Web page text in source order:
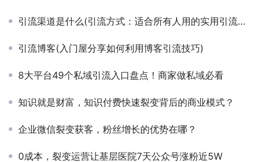
引流渠道是什么(引流方式：适合所有人用的实用引流方法)
引流博客(入门屋分享如何利用博客引流技巧)
8大平台49个私域引流入口盘点！商家做私域必看
知识就是财富，知识付费快速裂变背后的商业模式？
企业微信裂变获客，粉丝增长的优势在哪？
0成本，裂变运营让基层医院7天公众号涨粉近5W